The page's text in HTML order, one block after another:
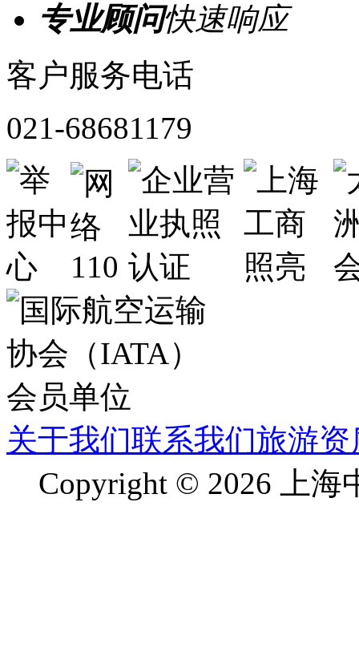
专业顾问快速响应
客户服务电话
021-68681179
关于我们联系我们旅游资
Copyright © 2026 上海